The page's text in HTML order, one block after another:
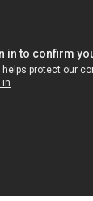
。 特大口径の
。 完全密閉構造
し、高い安全性
納期 5ヶ月（
税込 インスト